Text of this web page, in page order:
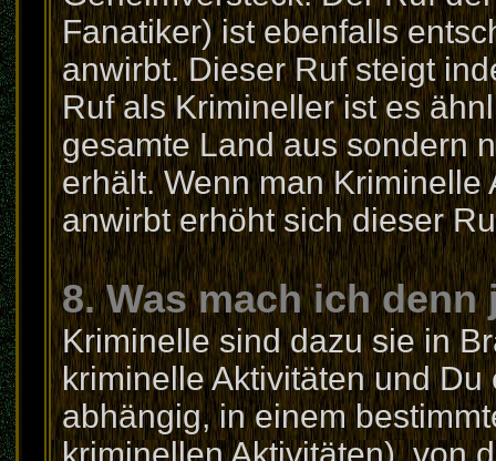
Fanatiker) ist ebenfalls
anwirbt. Dieser Ruf steigt
Ruf als Krimineller ist es
gesamte Land aus sondern
erhält. Wenn man
anwirbt erhöht sich dieser
8. Was mach ich
Kriminelle sind dazu sie in
kriminelle Aktivitäten und
abhängig, in einem
kriminellen Aktivitäten), von